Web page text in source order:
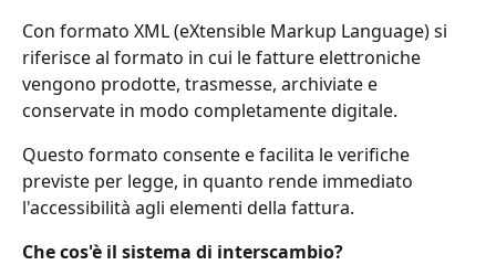
Con formato XML (eXtensible Markup Language) si
riferisce al formato in cui le fatture elettroniche
vengono prodotte, trasmesse, archiviate e
conservate in modo completamente digitale.
Questo formato consente e facilita le verifiche
previste per legge, in quanto rende immediato
l'accessibilità agli elementi della fattura.
Che cos'è il sistema di interscambio?